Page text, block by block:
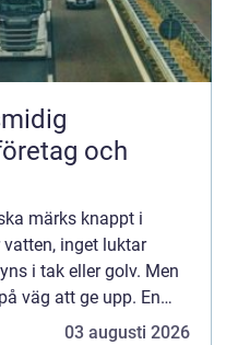
och
märks knappt i
inget luktar
i tak eller golv. Men
väg att ge upp. En
en tydlig bild av
03 augusti 2026